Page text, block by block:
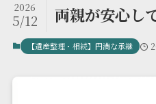
両親が安心し
2026
5/12
【遺産整理・相続】円満な承継